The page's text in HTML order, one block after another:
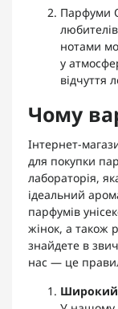
Парфуми
нотами
у
відчуття
Чому
Інтернет-
для покупки
лабораторія,
ідеальний
парфумів
жінок, а також
знайдете в
нас — це
Широкий